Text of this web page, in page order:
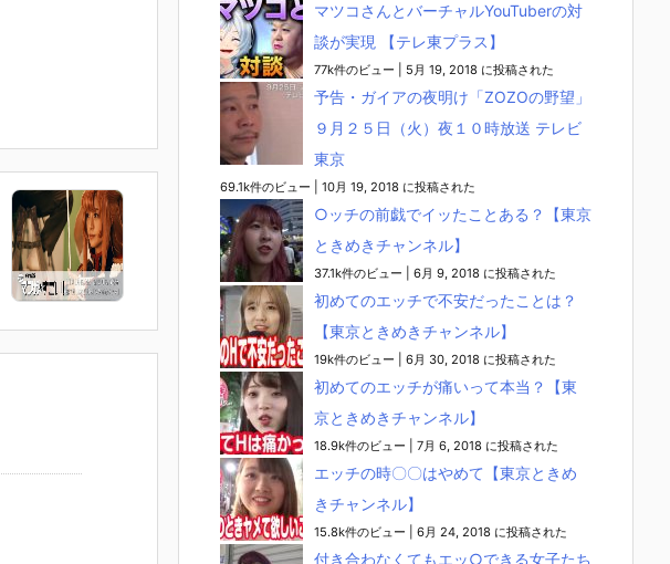
マツコさんとバーチャルYouTuberの対
談が実現 【テレ東プラス】
77k件のビュー 5月 19, 2018 に投稿された
予告・ガイアの夜明け「ZOZOの野望」
９月２５日（火）夜１０時放送 テレビ
東京
69.1k件のビュー 10月 19, 2018 に投稿された
○ッチの前戯でイッたことある？【東京
ときめきチャンネル】
37.1k件のビュー 6月 9, 2018 に投稿された
初めてのエッチで不安だったことは？
【東京ときめきチャンネル】
19k件のビュー 6月 30, 2018 に投稿された
初めてのエッチが痛いって本当？【東
京ときめきチャンネル】
18.9k件のビュー 7月 6, 2018 に投稿された
エッチの時〇〇はやめて【東京ときめ
きチャンネル】
15.8k件のビュー 6月 24, 2018 に投稿された
付き合わなくてもエッ○できる女子たち